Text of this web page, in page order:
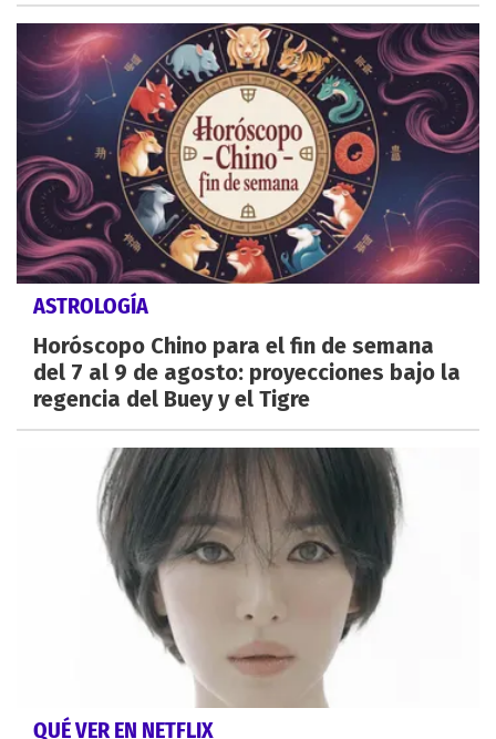
ASTROLOGÍA
Horóscopo Chino para el fin de semana
del 7 al 9 de agosto: proyecciones bajo la
regencia del Buey y el Tigre
QUÉ VER EN NETFLIX